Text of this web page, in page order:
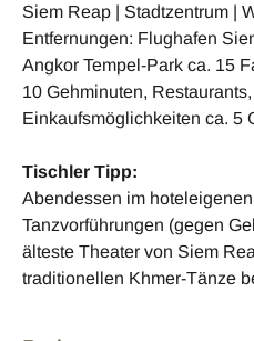
Siem Reap | Stadtzentrum |
Entfernungen: Flughafen
Angkor Tempel-Park ca. 15
10 Gehminuten,
Einkaufsmöglichkeiten ca. 5
Tischler Tipp:
Abendessen im
Tanzvorführungen (gegen
älteste Theater von Siem
traditionellen Khmer-Tänze